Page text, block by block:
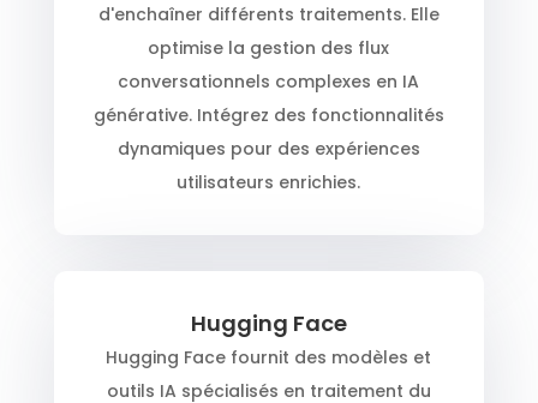
d'enchaîner différents traitements. Elle
optimise la gestion des flux
conversationnels complexes en IA
générative. Intégrez des fonctionnalités
dynamiques pour des expériences
utilisateurs enrichies.
Hugging Face
Hugging Face fournit des modèles et
outils IA spécialisés en traitement du